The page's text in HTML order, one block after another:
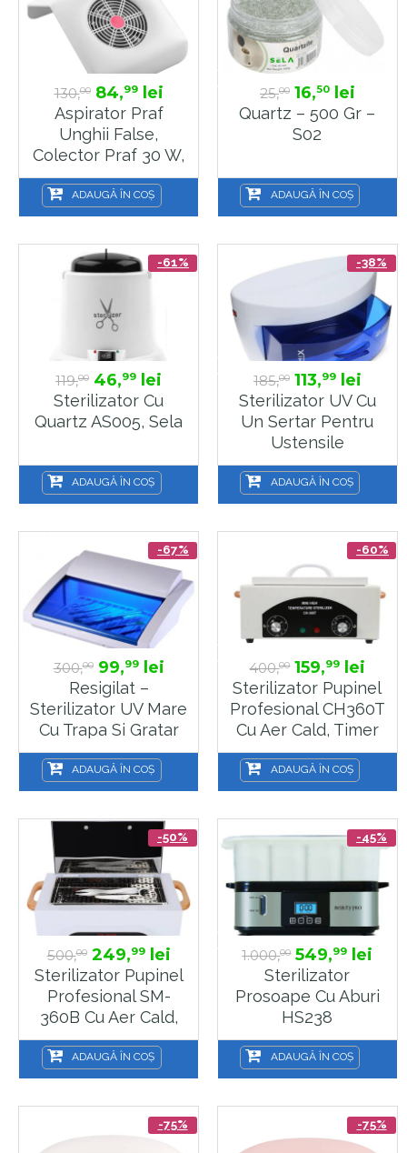
130,00 84,99lei
Aspirator Praf
Unghii False,
Colector Praf 30 W,
Alb, Sela
ADAUGĂ ÎN COȘ
25,00 16,50lei
Quartz – 500 Gr –
S02
ADAUGĂ ÎN COȘ
-61%
119,00 46,99 lei
Sterilizator Cu
Quartz AS005, Sela
ADAUGĂ ÎN COȘ
-38%
185,00 113,99lei
Sterilizator UV Cu
Un Sertar Pentru
Ustensile
Manichiura Si Coafor
ML9001, Sela
ADAUGĂ ÎN COȘ
-67%
300,00 99,99lei
Resigilat –
Sterilizator UV Mare
Cu Trapa Si Gratar
Pentru Ustensile
Manichiura Si Coafor
LR9007, Sela
ADAUGĂ ÎN COȘ
-60%
400,00 159,99 lei
Sterilizator Pupinel
Profesional CH360T
Cu Aer Cald, Timer
60min, 2100 Ml, Sela
ADAUGĂ ÎN COȘ
-50%
500,00 249,99lei
Sterilizator Pupinel
Profesional SM-
360B Cu Aer Cald,
Timer 60min, 2100
Ml
ADAUGĂ ÎN COȘ
-45%
1.000,00 549,99 lei
Sterilizator
Prosoape Cu Aburi
HS238
ADAUGĂ ÎN COȘ
-75% -75%